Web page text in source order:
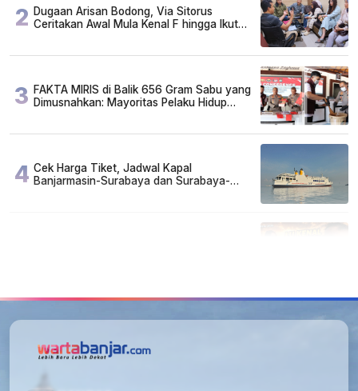
2 Dugaan Arisan Bodong, Via Sitorus
Ceritakan Awal Mula Kenal F hingga Ikut
3 FAKTA MIRIS di Balik 656 Gram Sabu yang
Dimusnahkan: Mayoritas Pelaku Hidup
4 Cek Harga Tiket, Jadwal Kapal
Banjarmasin-Surabaya dan Surabaya-